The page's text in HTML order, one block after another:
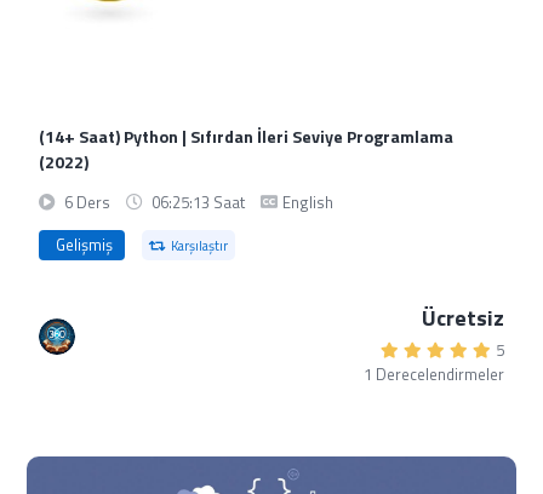
(14+ Saat) Python | Sıfırdan İleri Seviye Programlama
(2022)
6 Ders 06:25:13 Saat
English
Gelişmiş
Karşılaştır
Ücretsiz
5
1 Derecelendirmeler